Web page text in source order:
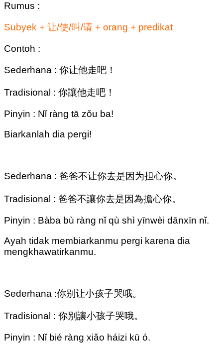
Rumus :
Subyek + 让/使/叫/请 + orang + predikat
Contoh :
Sederhana : 你让他走吧！
Tradisional : 你讓他走吧！
Pinyin : Nǐ ràng tā zǒu ba!
Biarkanlah dia pergi!
Sederhana : 爸爸不让你去是因为担心你。
Tradisional : 爸爸不讓你去是因為擔心你。
Pinyin : Bàba bù ràng nǐ qù shì yīnwèi dānxīn nǐ.
Ayah tidak membiarkanmu pergi karena dia
mengkhawatirkanmu.
Sederhana :你别让小孩子哭哦。
Tradisional : 你別讓小孩子哭哦。
Pinyin : Nǐ bié ràng xiǎo háizi kū ó.